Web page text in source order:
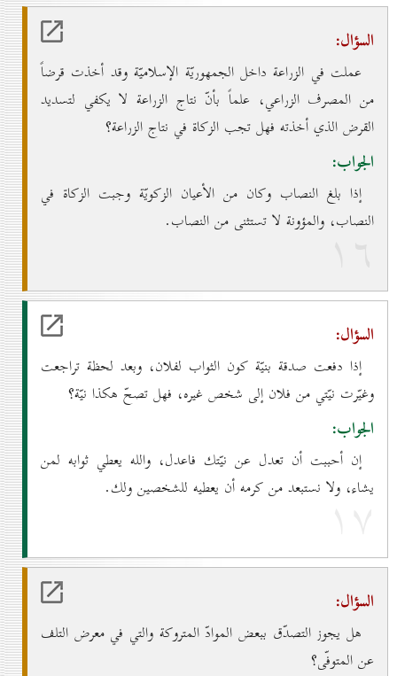
السؤال:
عملت في الزراعة داخل الجمهوريّة الإسلاميّة وقد أخذت قرضاً
من المصرف الزراعي، علماً بأنّ نتاج الزراعة لا يكفي لتسديد
القرض الذي أخذته فهل تجب الزكاة في نتاج الزراعة؟
الجواب:
إذا بلغ النصاب وكان من الأعيان الزكويّة وجبت الزكاة في
النصاب، والمؤونة لا تستثنى من النصاب.
۱٦
السؤال:
إذا دفعت صدقة بنيّة كون الثواب لفلان، وبعد لحظة تراجعت
وغيّرت نيّتي من فلان إلى شخص غيره، فهل تصحّ هكذا نيّة؟
الجواب:
إن أحببت أن تعدل عن نيّتك فاعدل، والله يعطي ثوابه لمن
يشاء، ولا نستبعد من كرمه أن يعطيه للشخصين ولك.
۱۷
السؤال:
هل يجوز التصدّق ببعض الموادّ المتروكة والتي في معرض التلف
عن المتوفّى؟